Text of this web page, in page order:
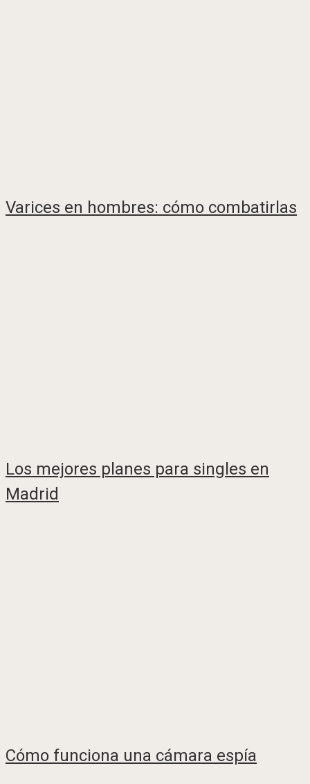
Varices en hombres: cómo combatirlas
Los mejores planes para singles en
Madrid
Cómo funciona una cámara espía